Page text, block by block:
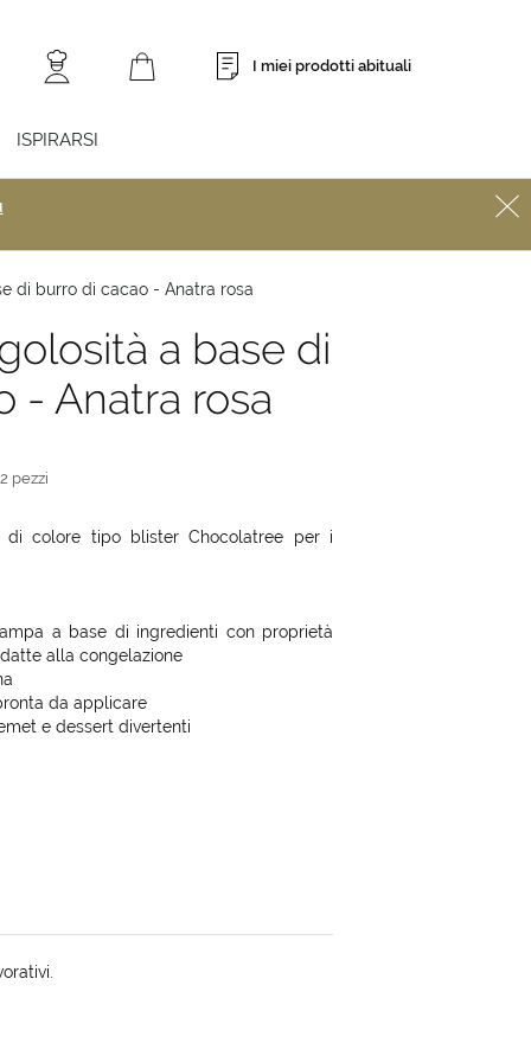
I miei prodotti abituali
ISPIRARSI
di burro di cacao - Anatra rosa
a base di
- Anatra rosa
pezzi
di colore tipo blister Chocolatree per i
a base di ingredienti con proprietà
alla congelazione
da applicare
e dessert divertenti